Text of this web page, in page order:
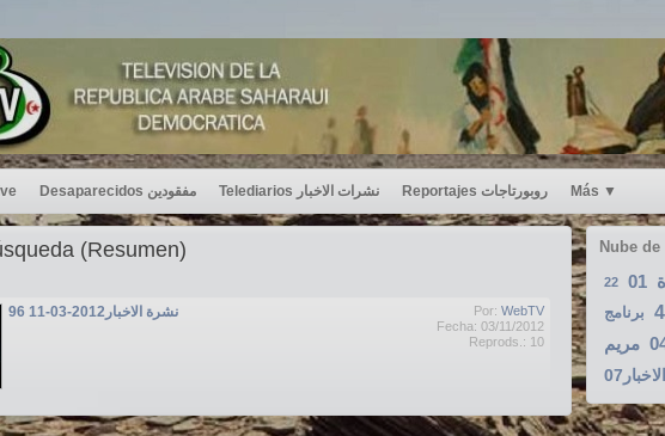
Desaparecidos مفقودين Telediarios نشرات الاخبار Reportajes روبورتاجات Más ▼
Nube de
22 01
برنامج
مريم
الاخبار07
(Resumen)
Por: WebTV
Fecha: 03/11/2012
Reprods.: 10
نشرة الاخبار2012-03-11 96